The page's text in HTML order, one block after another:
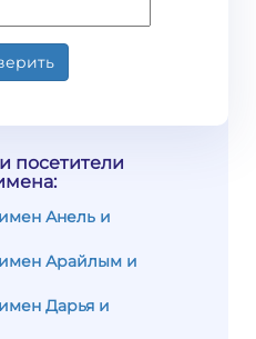
посетители
Анель и
Арайлым и
Дарья и